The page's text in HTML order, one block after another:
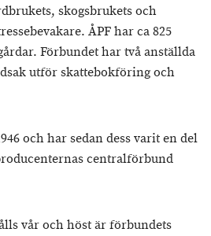
skogsbrukets och
ÅPF har ca 825
Förbundet har två anställda
utför skattebokföring och
och har sedan dess varit en del
centralförbund
vår och höst är förbundets